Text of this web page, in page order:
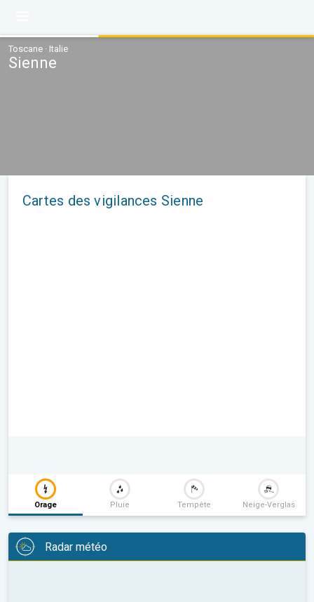
Toscane · Italie
Sienne
Cartes des vigilances Sienne
Orage Pluie Tempête Neige-Verglas
Radar météo